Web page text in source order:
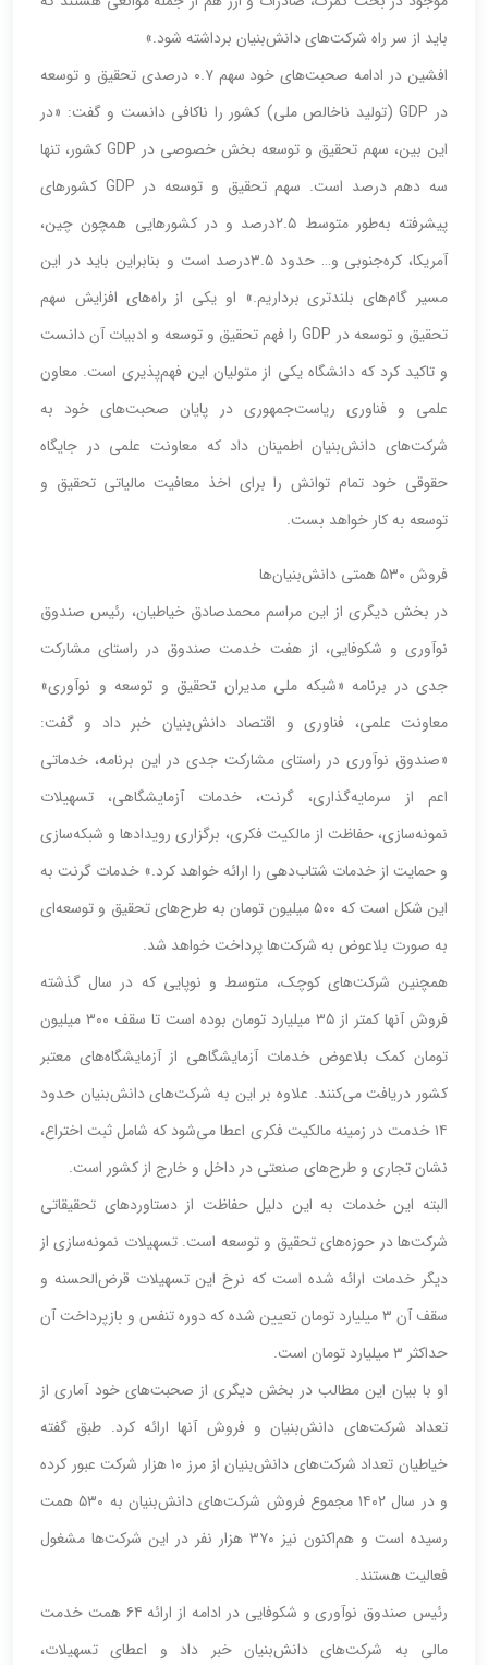
باید از سر راه شرکت‌های دانش‌بنیان برداشته شود.»
افشین در ادامه صحبت‌های خود سهم ۰.۷ درصدی تحقیق و توسعه
در GDP (تولید ناخالص ملی) کشور را ناکافی دانست و گفت: «در
این بین، سهم تحقیق و توسعه بخش خصوصی در GDP کشور، تنها
سه دهم درصد است. سهم تحقیق و توسعه در GDP کشورهای
پیشرفته به‌طور متوسط ۲.۵درصد و در کشورهایی همچون چین،
آمریکا، کره‌جنوبی و‌… حدود ۳.۵درصد است و بنابراین باید در این
مسیر گام‌های بلندتری ‌برداریم.» او یکی از راه‌های افزایش سهم
تحقیق و توسعه در GDP را فهم تحقیق و توسعه و ادبیات آن دانست
و تاکید کرد که دانشگاه یکی از متولیان این فهم‌پذیری است. معاون
علمی و فناوری ریاست‌جمهوری در پایان صحبت‌های خود به
شرکت‌های دانش‌بنیان اطمینان داد که معاونت علمی در جایگاه
حقوقی خود تمام توانش را برای اخذ معافیت مالیاتی تحقیق و
توسعه به کار خواهد بست.
فروش ۵۳۰ همتی دانش‌بنیان‌ها
در بخش دیگری از این مراسم محمد‌صادق خیاطیان، رئیس صندوق
نوآوری و شکوفایی، از هفت خدمت صندوق در راستای مشارکت
جدی در برنامه «شبکه ملی مدیران تحقیق ‌و توسعه و نوآوری»
معاونت علمی، فناوری و اقتصاد دانش‌بنیان خبر داد و گفت:
«صندوق نوآوری در راستای مشارکت جدی در این برنامه، خدماتی
اعم از ‌سرمایه‌گذاری، گرنت، خدمات آزمایشگاهی، تسهیلات
نمونه‌سازی، حفاظت از مالکیت فکری، برگزاری رویدادها و شبکه‌سازی
و حمایت از خدمات شتاب‌دهی را ارائه خواهد کرد.» خدمات گرنت به
این شکل است که ۵۰۰ میلیون تومان به طرح‌های تحقیق و توسعه‌ای
به صورت بلاعوض به شرکت‌ها پرداخت خواهد شد.
همچنین شرکت‌های کوچک، متوسط و نوپایی که در سال گذشته
فروش آنها کمتر از ۳۵ میلیارد تومان بوده است تا سقف ۳۰۰ میلیون
تومان کمک بلاعوض خدمات آزمایشگاهی از آزمایشگاه‌های معتبر
کشور دریافت می‌کنند. علاوه بر این به شرکت‌های دانش‌بنیان حدود
۱۴ خدمت در زمینه مالکیت فکری اعطا می‌شود که شامل ثبت اختراع،
نشان تجاری و طرح‌های صنعتی در داخل و خارج از کشور است.
البته این خدمات به این دلیل حفاظت از دستاوردهای تحقیقاتی
شرکت‌ها در حوزه‌های تحقیق و توسعه است. تسهیلات نمونه‌سازی از
دیگر خدمات ارائه شده است که نرخ این تسهیلات قرض‌الحسنه و
سقف آن ۳ میلیارد تومان تعیین شده که دوره تنفس و بازپرداخت آن
حداکثر ۳ میلیارد تومان است.
او با بیان این مطالب در بخش دیگری از صحبت‌های خود آماری از
تعداد شرکت‌های دانش‌بنیان و فروش آنها ارائه کرد. طبق گفته
خیاطیان تعداد شرکت‌های دانش‌بنیان از مرز ۱۰ هزار شرکت عبور کرده
و در سال ۱۴۰۲ مجموع فروش شرکت‌های دانش‌بنیان به ۵۳۰ همت
رسیده است و هم‌اکنون نیز ۳۷۰ هزار نفر در این شرکت‌ها مشغول
فعالیت هستند.
رئیس صندوق نوآوری و شکوفایی در ادامه از ارائه ۶۴ همت خدمت
مالی به شرکت‌های دانش‌بنیان خبر داد و اعطای تسهیلات،